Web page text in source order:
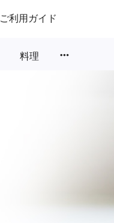
ご利用ガイド
料理 more_horiz